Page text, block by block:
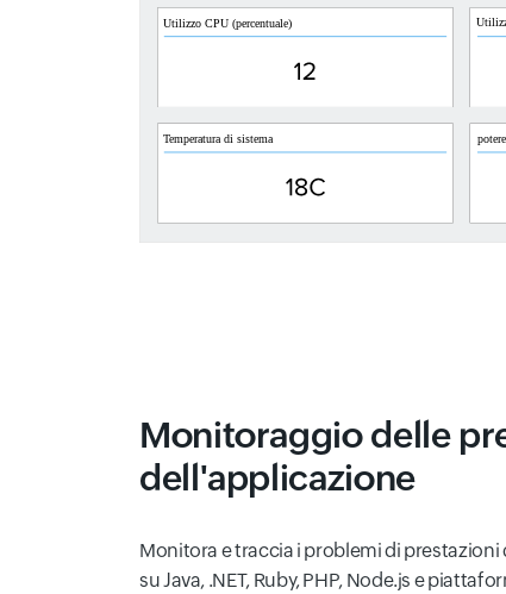
Monitoraggio delle
dell'applicazione
Monitora e traccia i problemi di
su Java, .NET, Ruby, PHP, Node.js e